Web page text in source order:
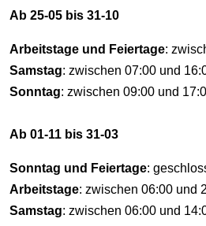
Ab 25-05 bis 31-10
Arbeitstage und Feiertage:
Samstag: zwischen 07:00 und
Sonntag: zwischen 09:00 und
Ab 01-11 bis 31-03
Sonntag und Feiertage:
Arbeitstage: zwischen 06:00 und
Samstag: zwischen 06:00 und